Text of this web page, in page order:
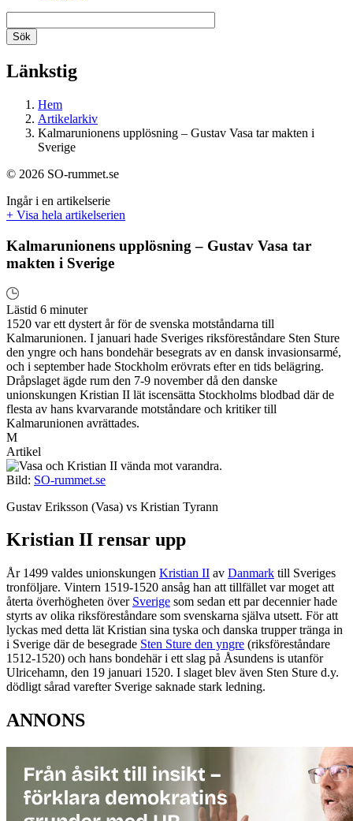
Länkstig
Hem
Artikelarkiv
Kalmarunionens upplösning – Gustav Vasa tar makten i
Sverige
© 2026 SO-rummet.se
Ingår i en artikelserie
+ Visa hela artikelserien
Kalmarunionens upplösning – Gustav Vasa tar
makten i Sverige
Lästid 6 minuter
1520 var ett dystert år för de svenska motståndarna till
Kalmarunionen. I januari hade Sveriges riksföreståndare Sten Sture
den yngre och hans bondehär besegrats av en dansk invasionsarmé,
och i september hade Stockholm erövrats efter en tids belägring.
Dråpslaget ägde rum den 7-9 november då den danske
unionskungen Kristian II lät iscensätta Stockholms blodbad där de
flesta av hans kvarvarande motståndare och kritiker till
Kalmarunionen avrättades.
M
Artikel
Bild: SO-rummet.se
Gustav Eriksson (Vasa) vs Kristian Tyrann
Kristian II rensar upp
År 1499 valdes unionskungen Kristian II av Danmark till Sveriges
tronföljare. Vintern 1519-1520 ansåg han att tillfället var moget att
återta överhögheten över Sverige som sedan ett par decennier hade
styrts av olika riksföreståndare som svenskarna själva utsett. För att
lyckas med detta lät Kristian sina tyska och danska trupper tränga in
i Sverige där de besegrade Sten Sture den yngre (riksföreståndare
1512-1520) och hans bondehär i ett slag på Åsundens is utanför
Ulricehamn, den 19 januari 1520. I slaget blev även Sten Sture d.y.
dödligt sårad varefter Sverige saknade stark ledning.
ANNONS